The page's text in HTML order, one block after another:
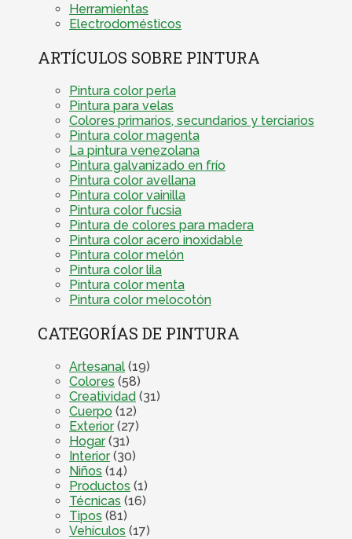
Herramientas
Electrodomésticos
ARTÍCULOS SOBRE PINTURA
Pintura color perla
Pintura para velas
Colores primarios, secundarios y terciarios
Pintura color magenta
La pintura venezolana
Pintura galvanizado en frío
Pintura color avellana
Pintura color vainilla
Pintura color fucsia
Pintura de colores para madera
Pintura color acero inoxidable
Pintura color melón
Pintura color lila
Pintura color menta
Pintura color melocotón
CATEGORÍAS DE PINTURA
Artesanal (19)
Colores (58)
Creatividad (31)
Cuerpo (12)
Exterior(27)
Hogar(31)
Interior(30)
Niños (14)
Productos (1)
Técnicas (16)
Tipos (81)
Vehículos (17)